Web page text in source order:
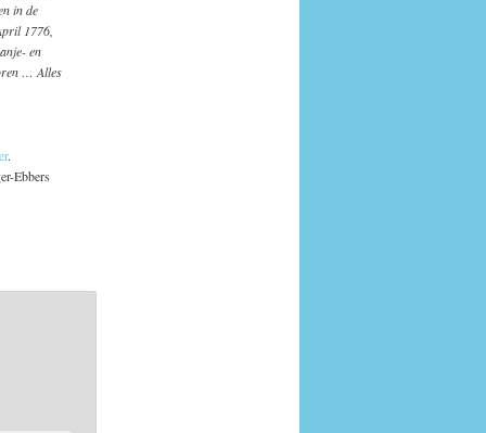
in de
1776,
en
… Alles
.
Ebbers